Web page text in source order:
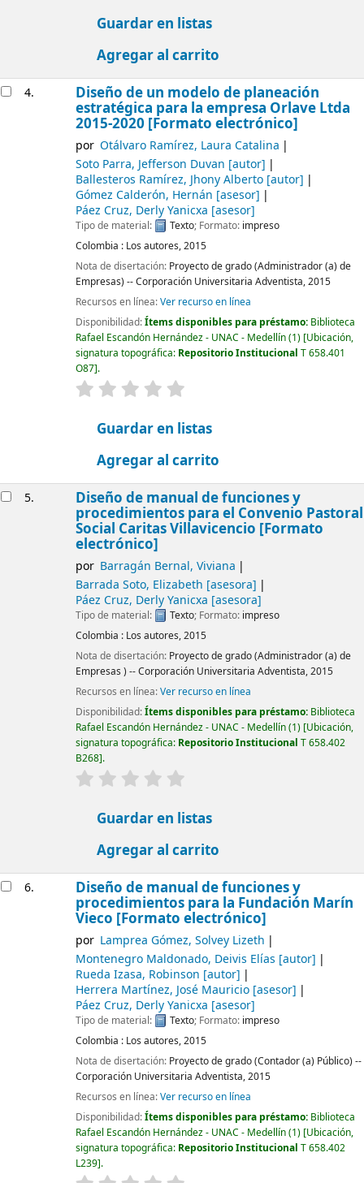
Guardar en listas
Agregar al carrito
4. Diseño de un modelo de planeación
estratégica para la empresa Orlave Ltda
2015-2020 [Formato electrónico]
por Otálvaro Ramírez, Laura Catalina
Soto Parra, Jefferson Duvan [autor]
Ballesteros Ramírez, Jhony Alberto[autor]
Gómez Calderón, Hernán [asesor]
Páez Cruz, Derly Yanicxa [asesor]
Tipo de material: Texto; Formato: impreso
Colombia : Los autores,2015
Nota de disertación: Proyecto de grado (Administrador (a) de
Empresas) -- Corporación Universitaria Adventista, 2015
Recursos en línea:Ver recurso en línea
Disponibilidad:Ítems disponibles para préstamo: Biblioteca
Rafael Escandón Hernández - UNAC - Medellín(1) Ubicación,
signatura topográfica: Repositorio Institucional T 658.401
O87 .
valoración
Guardar en listas
Agregar al carrito
5. Diseño de manual de funciones y
procedimientos para el Convenio Pastoral
Social Caritas Villavicencio [Formato
electrónico]
por Barragán Bernal, Viviana
Barrada Soto, Elizabeth [asesora]
Páez Cruz, Derly Yanicxa [asesora]
Tipo de material: Texto; Formato: impreso
Colombia : Los autores,2015
Nota de disertación: Proyecto de grado (Administrador (a) de
Empresas ) -- Corporación Universitaria Adventista, 2015
Recursos en línea:Ver recurso en línea
Disponibilidad:Ítems disponibles para préstamo: Biblioteca
Rafael Escandón Hernández - UNAC - Medellín(1) Ubicación,
signatura topográfica: Repositorio Institucional T 658.402
B268 .
valoración
Guardar en listas
Agregar al carrito
6. Diseño de manual de funciones y
procedimientos para la Fundación Marín
Vieco [Formato electrónico]
por Lamprea Gómez, Solvey Lizeth
Montenegro Maldonado, Deivis Elías [autor]
Rueda Izasa, Robinson [autor]
Herrera Martínez, José Mauricio[asesor]
Páez Cruz, Derly Yanicxa [asesor]
Tipo de material: Texto; Formato: impreso
Colombia : Los autores,2015
Nota de disertación: Proyecto de grado (Contador (a) Público) --
Corporación Universitaria Adventista, 2015
Recursos en línea:Ver recurso en línea
Disponibilidad:Ítems disponibles para préstamo: Biblioteca
Rafael Escandón Hernández - UNAC - Medellín(1) Ubicación,
signatura topográfica: Repositorio Institucional T 658.402
L239 .